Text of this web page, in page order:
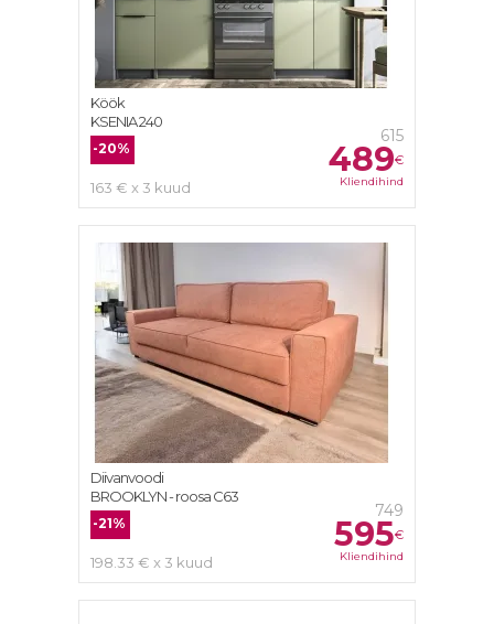
615
489€
Kliendihind
-20%
163 € x 3 kuud
Köök
KSENIA 240
749
595€
Kliendihind
-21%
198.33 € x 3 kuud
Diivanvoodi
BROOKLYN - roosa C63